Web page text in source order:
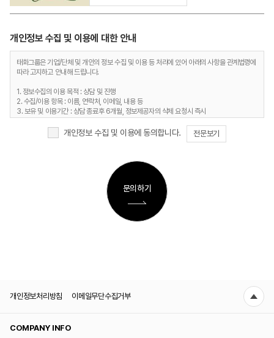
개인정보 수집 및 이용에 대한 안내
태화그룹은 기업/단체 및 개인의 정보 수집 및 이용 등 처리에 있어 아래의 사항을 관계법령에
따라 고지하고 안내해 드립니다.
1. 정보수집의 이용 목적 : 상담 및 진행
2. 수집/이용 항목 : 이름, 연락처, 이메일, 내용 등
3. 보유 및 이용기간 : 상담 종료후 6개월, 정보제공자의 삭제 요청시 즉시
개인정보 수집 및 이용에 동의합니다. 전문보기
개인정보처리방침 이메일무단수집거부
COMPANY INFO